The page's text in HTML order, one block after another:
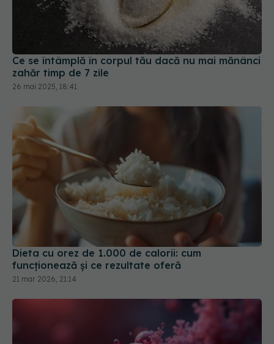
Ce se întâmplă în corpul tău dacă nu mai mănânci
zahăr timp de 7 zile
26 mai 2025, 18:41
Dieta cu orez de 1.000 de calorii: cum
funcționează și ce rezultate oferă
21 mar 2026, 21:14